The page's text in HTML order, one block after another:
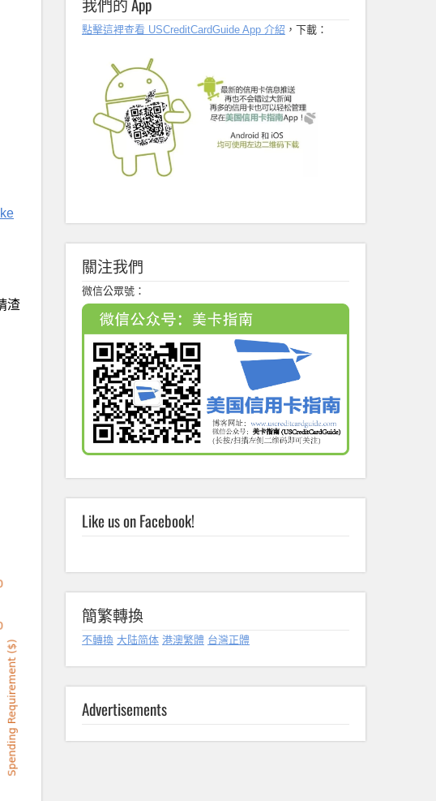
渣
點擊這裡查看 USCreditCardGuide App 介紹 ，下載：
關注我們
微信公眾號：
Like us on Facebook!
簡繁轉換
不轉換 大陆简体 港澳繁體 台灣正體
Advertisements